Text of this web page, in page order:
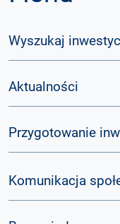
Wyszukaj
Aktualności
Przygotowanie
Komunikacja